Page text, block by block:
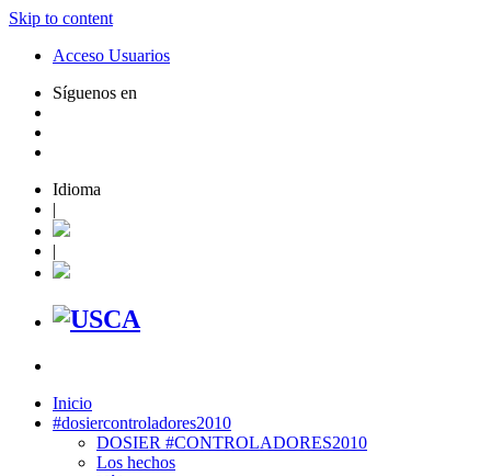
Skip to content
Acceso Usuarios
Síguenos en
Idioma
|
|
Inicio
#dosiercontroladores2010
DOSIER #CONTROLADORES2010
Los hechos